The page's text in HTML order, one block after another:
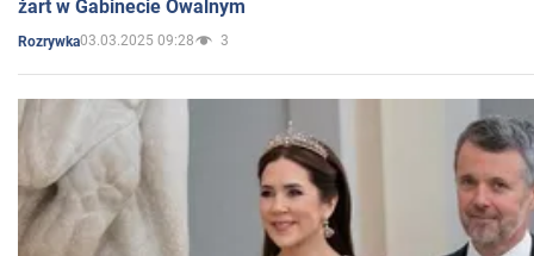
żart w Gabinecie Owalnym
Rozrywka03.03.2025 09:28 3